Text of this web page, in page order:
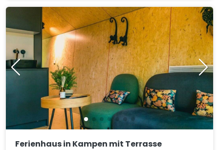
Ferienhaus in Kampen mit Terrasse